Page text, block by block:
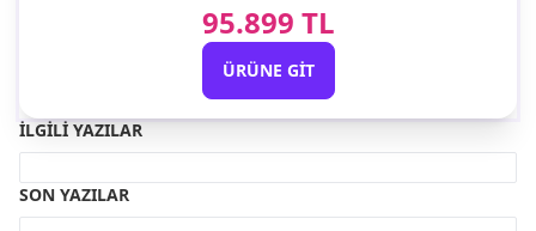
95.899 TL
ÜRÜNE GIT
İLGILI YAZILAR
SON YAZILAR